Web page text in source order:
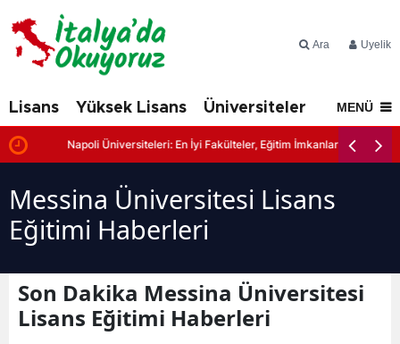
Ara Üyelik
Lisans Yüksek Lisans Üniversiteler İtalya'da
MENÜ
Napoli Üniversiteleri: En İyi Fakülteler, Eğitim İmkanları ve Başvuru
Messina Üniversitesi Lisans
Eğitimi Haberleri
Son Dakika Messina Üniversitesi
Lisans Eğitimi Haberleri